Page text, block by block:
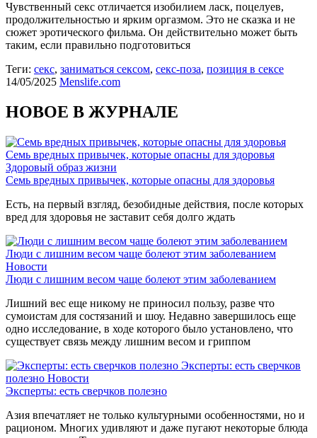
Чувственный секс отличается изобилием ласк, поцелуев,
продолжительностью и ярким оргазмом. Это не сказка и не
сюжет эротического фильма. Он действительно может быть
таким, если правильно подготовиться
Теги: секс, заниматься сексом, секс-поза, позиция в сексе
14/05/2025 Menslife.com
НОВОЕ В ЖУРНАЛЕ
Семь вредных привычек, которые опасны для здоровья
Здоровый образ жизни
Семь вредных привычек, которые опасны для здоровья
Есть, на первый взгляд, безобидные действия, после которых
вред для здоровья не заставит себя долго ждать
Люди с лишним весом чаще болеют этим заболеванием
Новости
Люди с лишним весом чаще болеют этим заболеванием
Лишний вес еще никому не приносил пользу, разве что
сумоистам для состязаний и шоу. Недавно завершилось еще
одно исследование, в ходе которого было установлено, что
существует связь между лишним весом и гриппом
Эксперты: есть сверчков
полезно Новости
Эксперты: есть сверчков полезно
Азия впечатляет не только культурными особенностями, но и
рационом. Многих удивляют и даже пугают некоторые блюда